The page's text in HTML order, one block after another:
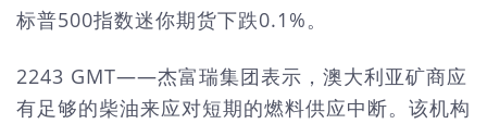
标普500指数迷你期货下跌0.1%。
2243 GMT——杰富瑞集团表示，澳大利亚矿商应
有足够的柴油来应对短期的燃料供应中断。该机构